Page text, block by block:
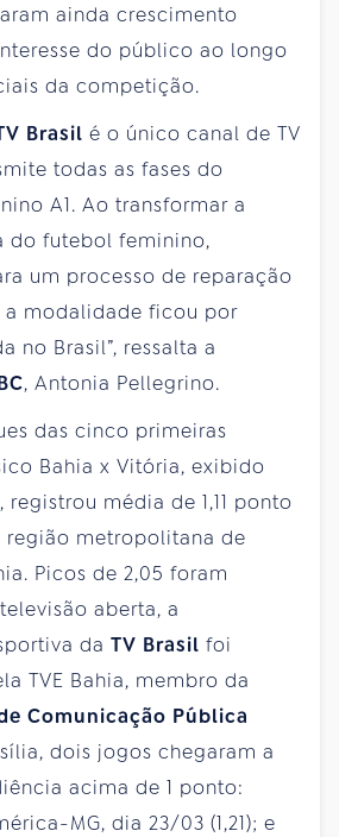
ainda crescimento
do público ao longo
da competição.
Brasil é o único canal de TV
todas as fases do
A1. Ao transformar a
do futebol feminino,
um processo de reparação
a modalidade ficou por
no Brasil”, ressalta a
, Antonia Pellegrino.
das cinco primeiras
Bahia x Vitória, exibido
registrou média de 1,11 ponto
região metropolitana de
Picos de 2,05 foram
aberta, a
da TV Brasil foi
TVE Bahia, membro da
Comunicação Pública
dois jogos chegaram a
acima de 1 ponto:
MG, dia 23/03 (1,21); e